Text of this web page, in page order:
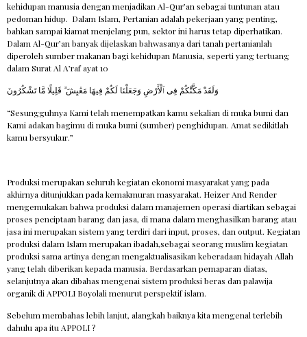
kehidupan manusia dengan menjadikan Al-Qur’an sebagai tuntunan atau
pedoman hidup. Dalam Islam, Pertanian adalah pekerjaan yang penting,
bahkan sampai kiamat menjelang pun, sektor ini harus tetap diperhatikan.
Dalam Al-Qur’an banyak dijelaskan bahwasanya dari tanah pertanianlah
diperoleh sumber makanan bagi kehidupan Manusia, seperti yang tertuang
dalam Surat Al A’raf ayat 10
وَلَقَدْ مَكَّنَّٰكُمْ فِى ٱلْأَرْضِ وَجَعَلْنَا لَكُمْ فِيهَا مَعَٰيِشَ ۗ قَلِيلًا مَّا تَشْكُرُونَ
“Sesungguhnya Kami telah menempatkan kamu sekalian di muka bumi dan
Kami adakan bagimu di muka bumi (sumber) penghidupan. Amat sedikitlah
kamu bersyukur.”
Produksi merupakan seluruh kegiatan ekonomi masyarakat yang pada
akhirnya ditunjukkan pada kemakmuran masyarakat. Heizer And Render
mengemukakan bahwa produksi dalam manajemen operasi diartikan sebagai
proses penciptaan barang dan jasa, di mana dalam menghasilkan barang atau
jasa ini merupakan sistem yang terdiri dari input, proses, dan output. Kegiatan
produksi dalam Islam merupakan ibadah,sebagai seorang muslim kegiatan
produksi sama artinya dengan mengaktualisasikan keberadaan hidayah Allah
yang telah diberikan kepada manusia. Berdasarkan pemaparan diatas,
selanjutnya akan dibahas mengenai sistem produksi beras dan palawija
organik di APPOLI Boyolali menurut perspektif islam.
Sebelum membahas lebih lanjut, alangkah baiknya kita mengenal terlebih
dahulu apa itu APPOLI ?